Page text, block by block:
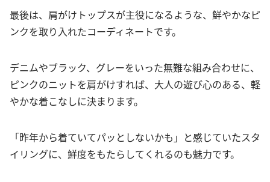
最後は、肩がけトップスが主役になるような、鮮やかなピ
ンクを取り入れたコーディネートです。
デニムやブラック、グレーをいった無難な組み合わせに、
ピンクのニットを肩がけすれば、大人の遊び心のある、軽
やかな着こなしに決まります。
「昨年から着ていてパッとしないかも」と感じていたスタ
イリングに、鮮度をもたらしてくれるのも魅力です。